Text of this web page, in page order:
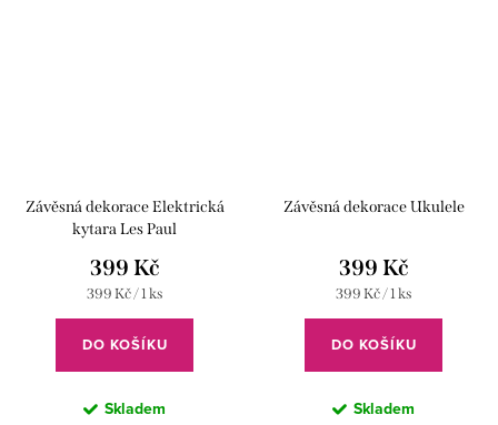
Závěsná dekorace Elektrická
kytara Les Paul
399 Kč
Měrná
cena:
399 Kč / 1 ks
DO KOŠÍKU
Skladem
Závěsná dekorace Ukulele
399 Kč
Měrná
cena:
399 Kč / 1 ks
DO KOŠÍKU
Skladem